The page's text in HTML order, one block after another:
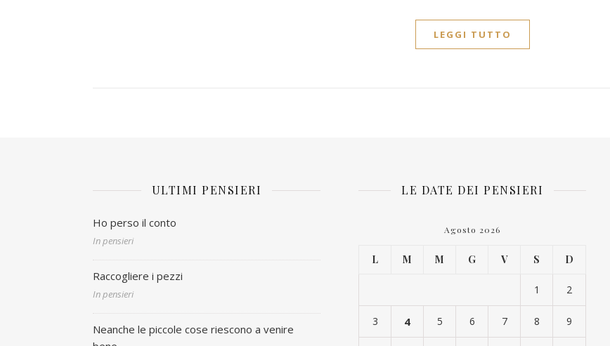
LEGGI TUTTO
ULTIMI PENSIERI
Ho perso il conto
In pensieri
Raccogliere i pezzi
In pensieri
Neanche le piccole cose riescono a venire
LE DATE DEI PENSIERI
Agosto 2026
L M M G V S D
1 2
3 4 5 6 7 8 9